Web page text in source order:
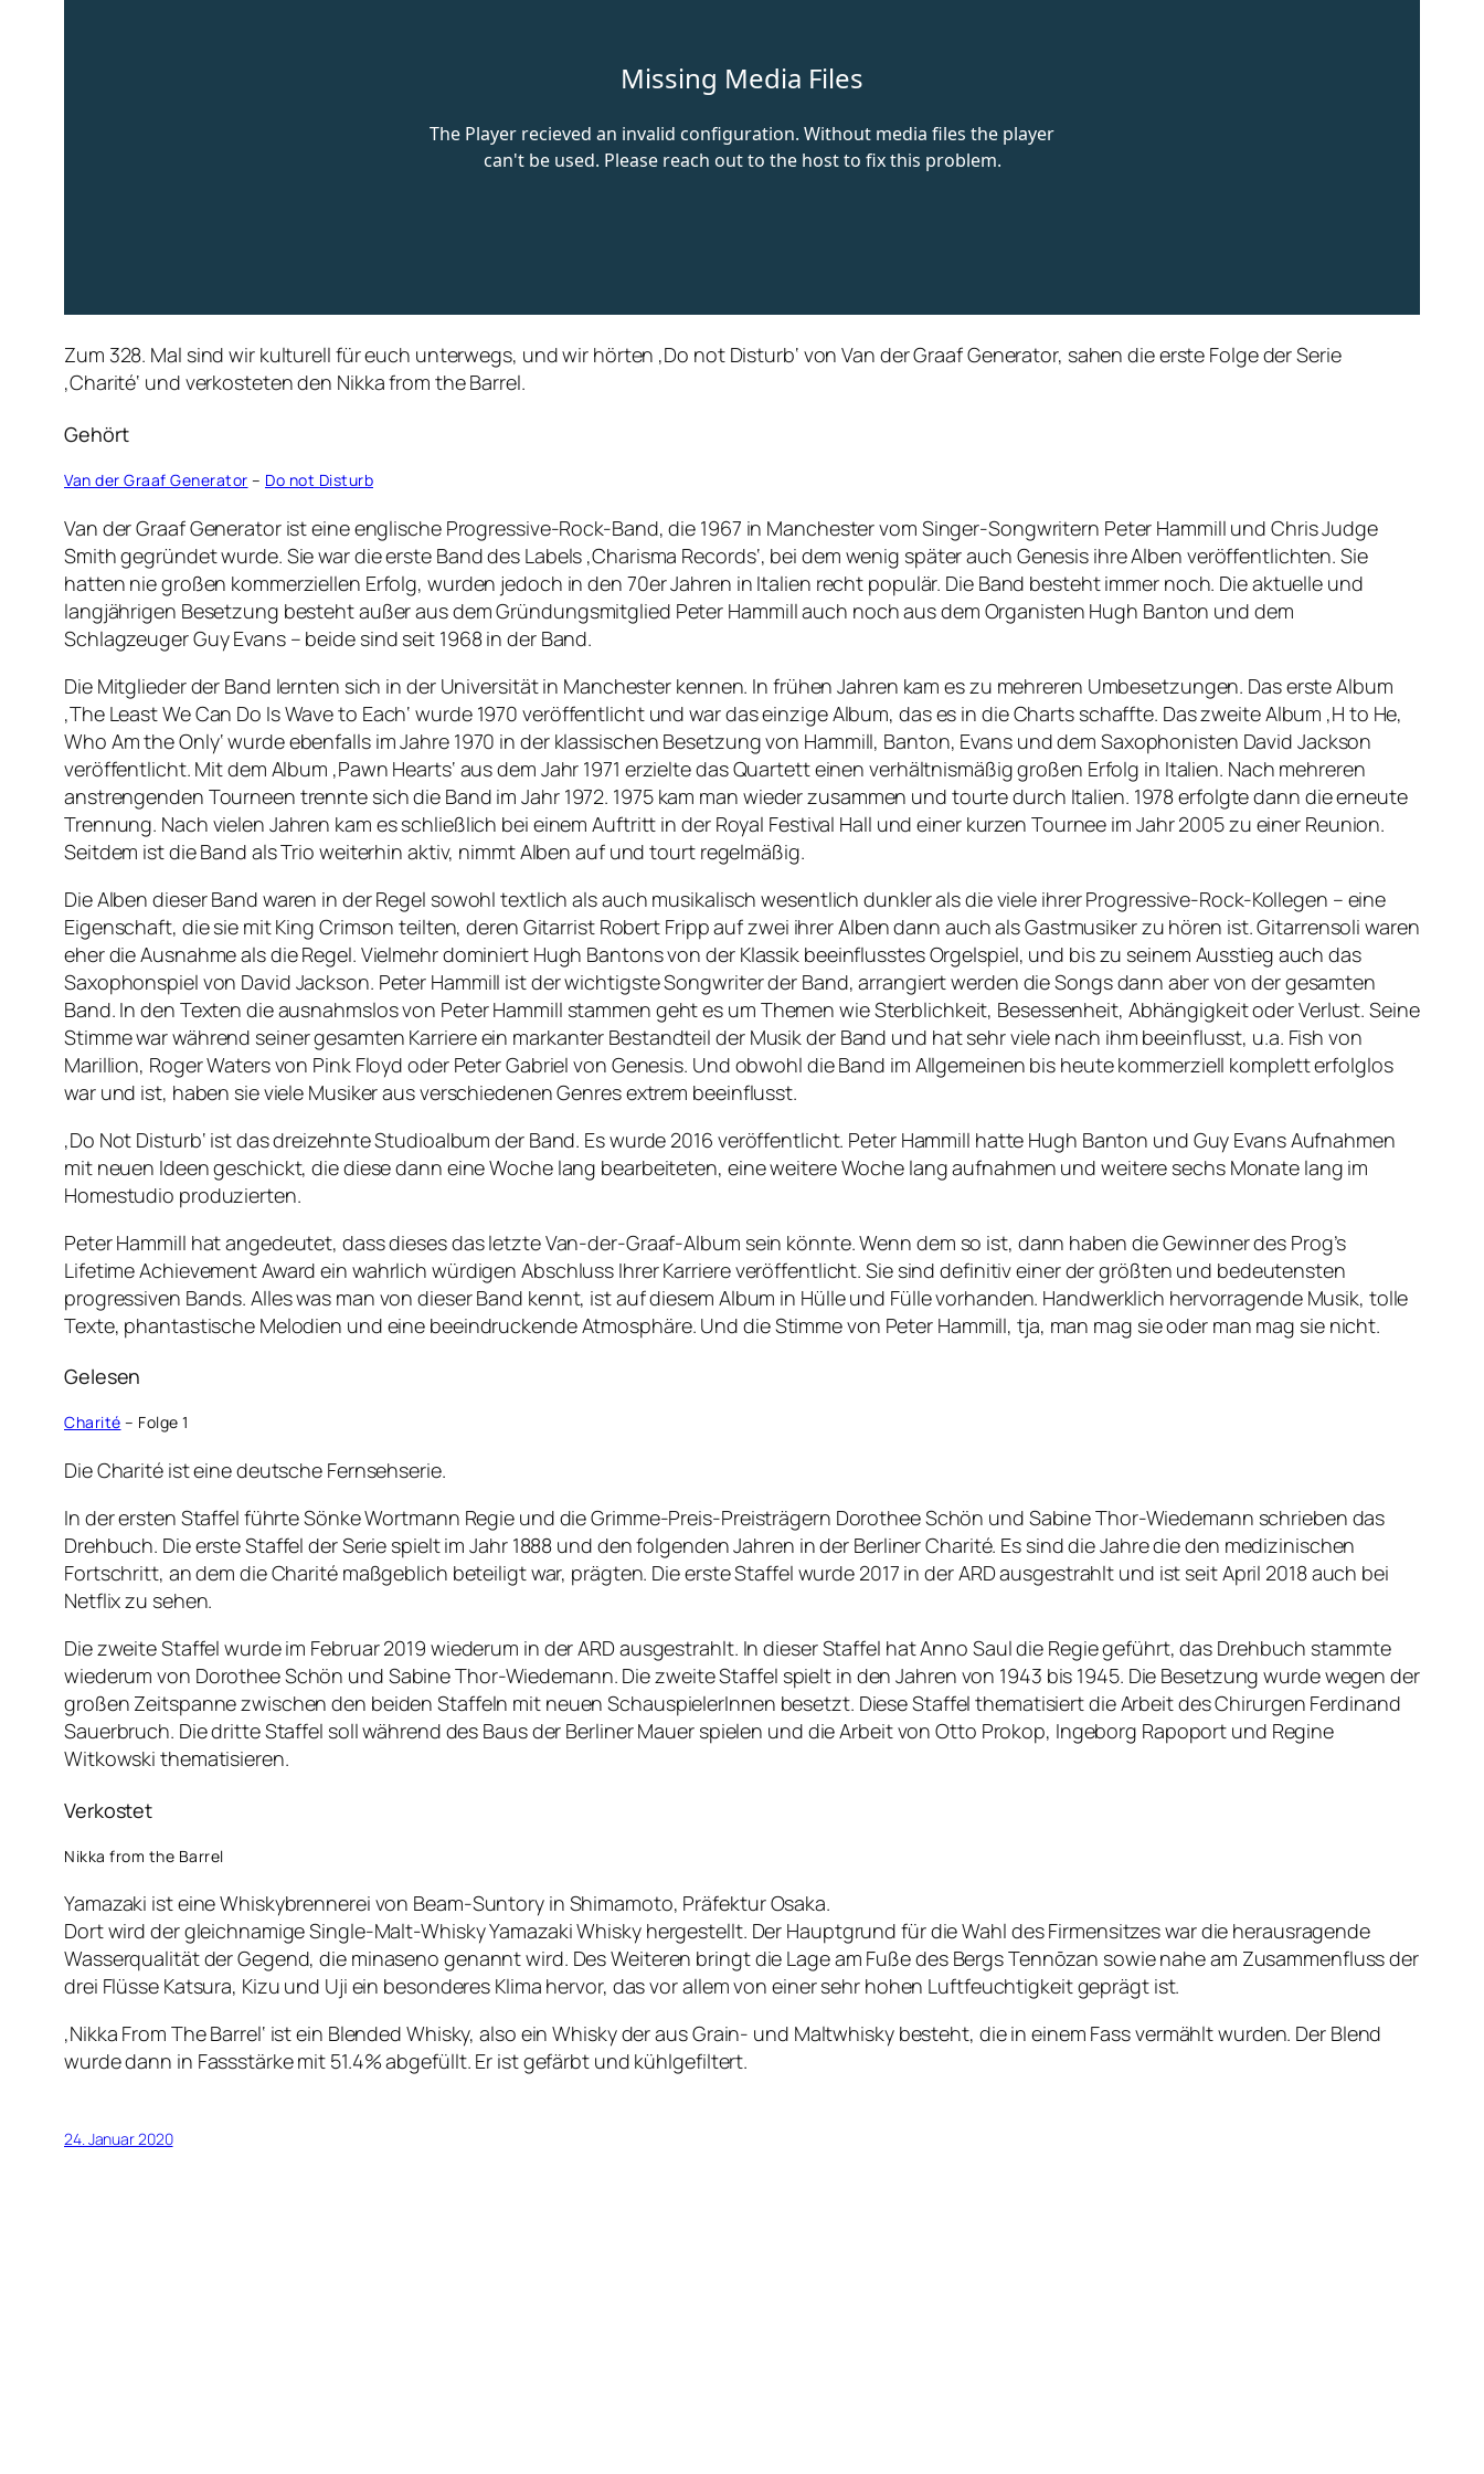
Zum 328. Mal sind wir kulturell für euch unterwegs, und wir hörten ‚Do not Disturb‘ von Van der Graaf Generator, sahen die erste Folge der Serie
‚Charité‘ und verkosteten den Nikka from the Barrel.
Gehört
Van der Graaf Generator – Do not Disturb
Van der Graaf Generator ist eine englische Progressive-Rock-Band, die 1967 in Manchester vom Singer-Songwritern Peter Hammill und Chris Judge
Smith gegründet wurde. Sie war die erste Band des Labels ‚Charisma Records‘, bei dem wenig später auch Genesis ihre Alben veröffentlichten. Sie
hatten nie großen kommerziellen Erfolg, wurden jedoch in den 70er Jahren in Italien recht populär. Die Band besteht immer noch. Die aktuelle und
langjährigen Besetzung besteht außer aus dem Gründungsmitglied Peter Hammill auch noch aus dem Organisten Hugh Banton und dem
Schlagzeuger Guy Evans – beide sind seit 1968 in der Band.
Die Mitglieder der Band lernten sich in der Universität in Manchester kennen. In frühen Jahren kam es zu mehreren Umbesetzungen. Das erste Album
‚The Least We Can Do Is Wave to Each‘ wurde 1970 veröffentlicht und war das einzige Album, das es in die Charts schaffte. Das zweite Album ‚H to He,
Who Am the Only‘ wurde ebenfalls im Jahre 1970 in der klassischen Besetzung von Hammill, Banton, Evans und dem Saxophonisten David Jackson
veröffentlicht. Mit dem Album ‚Pawn Hearts‘ aus dem Jahr 1971 erzielte das Quartett einen verhältnismäßig großen Erfolg in Italien. Nach mehreren
anstrengenden Tourneen trennte sich die Band im Jahr 1972. 1975 kam man wieder zusammen und tourte durch Italien. 1978 erfolgte dann die erneute
Trennung. Nach vielen Jahren kam es schließlich bei einem Auftritt in der Royal Festival Hall und einer kurzen Tournee im Jahr 2005 zu einer Reunion.
Seitdem ist die Band als Trio weiterhin aktiv, nimmt Alben auf und tourt regelmäßig.
Die Alben dieser Band waren in der Regel sowohl textlich als auch musikalisch wesentlich dunkler als die viele ihrer Progressive-Rock-Kollegen – eine
Eigenschaft, die sie mit King Crimson teilten, deren Gitarrist Robert Fripp auf zwei ihrer Alben dann auch als Gastmusiker zu hören ist. Gitarrensoli waren
eher die Ausnahme als die Regel. Vielmehr dominiert Hugh Bantons von der Klassik beeinflusstes Orgelspiel, und bis zu seinem Ausstieg auch das
Saxophonspiel von David Jackson. Peter Hammill ist der wichtigste Songwriter der Band, arrangiert werden die Songs dann aber von der gesamten
Band. In den Texten die ausnahmslos von Peter Hammill stammen geht es um Themen wie Sterblichkeit, Besessenheit, Abhängigkeit oder Verlust. Seine
Stimme war während seiner gesamten Karriere ein markanter Bestandteil der Musik der Band und hat sehr viele nach ihm beeinflusst, u.a. Fish von
Marillion, Roger Waters von Pink Floyd oder Peter Gabriel von Genesis. Und obwohl die Band im Allgemeinen bis heute kommerziell komplett erfolglos
war und ist, haben sie viele Musiker aus verschiedenen Genres extrem beeinflusst.
‚Do Not Disturb‘ ist das dreizehnte Studioalbum der Band. Es wurde 2016 veröffentlicht. Peter Hammill hatte Hugh Banton und Guy Evans Aufnahmen
mit neuen Ideen geschickt, die diese dann eine Woche lang bearbeiteten, eine weitere Woche lang aufnahmen und weitere sechs Monate lang im
Homestudio produzierten.
Peter Hammill hat angedeutet, dass dieses das letzte Van-der-Graaf-Album sein könnte. Wenn dem so ist, dann haben die Gewinner des Prog’s
Lifetime Achievement Award ein wahrlich würdigen Abschluss Ihrer Karriere veröffentlicht. Sie sind definitiv einer der größten und bedeutensten
progressiven Bands. Alles was man von dieser Band kennt, ist auf diesem Album in Hülle und Fülle vorhanden. Handwerklich hervorragende Musik, tolle
Texte, phantastische Melodien und eine beeindruckende Atmosphäre. Und die Stimme von Peter Hammill, tja, man mag sie oder man mag sie nicht.
Gelesen
Charité – Folge 1
Die Charité ist eine deutsche Fernsehserie.
In der ersten Staffel führte Sönke Wortmann Regie und die Grimme-Preis-Preisträgern Dorothee Schön und Sabine Thor-Wiedemann schrieben das
Drehbuch. Die erste Staffel der Serie spielt im Jahr 1888 und den folgenden Jahren in der Berliner Charité. Es sind die Jahre die den medizinischen
Fortschritt, an dem die Charité maßgeblich beteiligt war, prägten. Die erste Staffel wurde 2017 in der ARD ausgestrahlt und ist seit April 2018 auch bei
Netflix zu sehen.
Die zweite Staffel wurde im Februar 2019 wiederum in der ARD ausgestrahlt. In dieser Staffel hat Anno Saul die Regie geführt, das Drehbuch stammte
wiederum von Dorothee Schön und Sabine Thor-Wiedemann. Die zweite Staffel spielt in den Jahren von 1943 bis 1945. Die Besetzung wurde wegen der
großen Zeitspanne zwischen den beiden Staffeln mit neuen SchauspielerInnen besetzt. Diese Staffel thematisiert die Arbeit des Chirurgen Ferdinand
Sauerbruch. Die dritte Staffel soll während des Baus der Berliner Mauer spielen und die Arbeit von Otto Prokop, Ingeborg Rapoport und Regine
Witkowski thematisieren.
Verkostet
Nikka from the Barrel
Yamazaki ist eine Whiskybrennerei von Beam-Suntory in Shimamoto, Präfektur Osaka.
Dort wird der gleichnamige Single-Malt-Whisky Yamazaki Whisky hergestellt. Der Hauptgrund für die Wahl des Firmensitzes war die herausragende
Wasserqualität der Gegend, die minaseno genannt wird. Des Weiteren bringt die Lage am Fuße des Bergs Tennōzan sowie nahe am Zusammenfluss der
drei Flüsse Katsura, Kizu und Uji ein besonderes Klima hervor, das vor allem von einer sehr hohen Luftfeuchtigkeit geprägt ist.
‚Nikka From The Barrel‘ ist ein Blended Whisky, also ein Whisky der aus Grain- und Maltwhisky besteht, die in einem Fass vermählt wurden. Der Blend
wurde dann in Fassstärke mit 51.4% abgefüllt. Er ist gefärbt und kühlgefiltert.
24. Januar 2020